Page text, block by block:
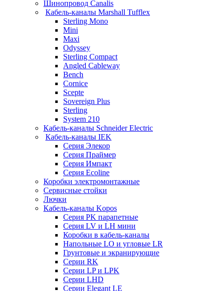
Шинопровод Canalis
Кабель-каналы Marshall Tufflex
Sterling Mono
Mini
Maxi
Odyssey
Sterling Compact
Angled Cableway
Bench
Cornice
Scepte
Sovereign Plus
Sterling
System 210
Кабель-каналы Schneider Electric
Кабель-каналы IEK
Серия Элекор
Серия Праймер
Серия Импакт
Серия Ecoline
Коробки электромонтажные
Сервисные стойки
Лючки
Кабель-каналы Kopos
Серия PK парапетные
Серия LV и LH мини
Коробки в кабель-каналы
Напольные LO и угловые LR
Грунтовые и экранирующие
Серии RK
Серии LP и LPK
Серии LHD
Серии Elegant LE